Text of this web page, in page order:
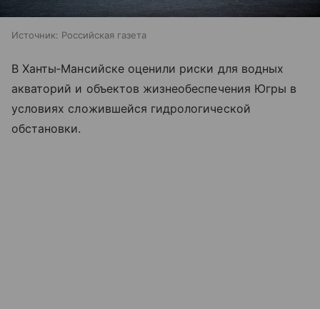
Источник: Российская газета
В Ханты‑Мансийске оценили риски для водных
акваторий и объектов жизнеобеспечения Югры в
условиях сложившейся гидрологической
обстановки.